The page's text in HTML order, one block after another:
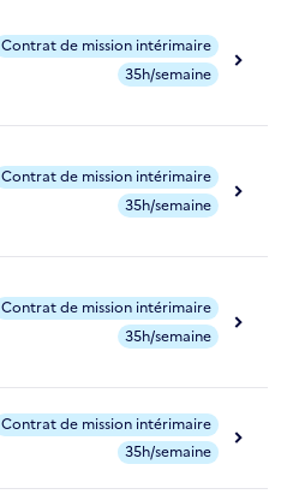
Contrat de mission intérimaire
35h/semaine
Contrat de mission intérimaire
35h/semaine
Contrat de mission intérimaire
35h/semaine
Contrat de mission intérimaire
35h/semaine